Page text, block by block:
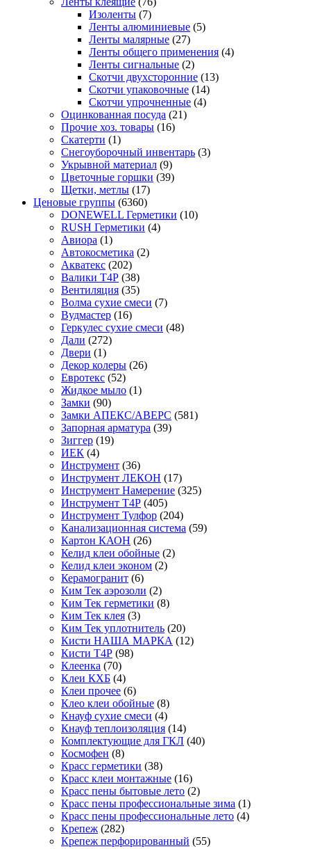
Изоленты (7)
Ленты алюминиевые (5)
Ленты малярные (27)
Ленты общего применения (4)
Ленты сигнальные (2)
Скотчи двухсторонние (13)
Скотчи упаковочные (14)
Скотчи упрочненные (4)
Оцинкованная посуда (21)
Прочие хоз. товары (16)
Скатерти (1)
Снегоуборочный инвентарь (3)
Укрывной материал (9)
Цветочные горшки (39)
Щетки, метлы (17)
Ценовые группы (6360)
DONEWELL Герметики (10)
RUSH Герметики (4)
Авиора (1)
Автокосметика (2)
Акватекс (202)
Валики Т4Р (38)
Вентиляция (35)
Волма сухие смеси (7)
Вудмастер (16)
Геркулес сухие смеси (48)
Дали (272)
Двери (1)
Декор колеры (26)
Евротекс (52)
Жидкое мыло (1)
Замки (90)
Замки АПЕКС/АВЕРС (581)
Запорная арматура (39)
Зиггер (19)
ИЕК (4)
Инструмент (36)
Инструмент ЛЕКОН (17)
Инструмент Намерение (325)
Инструмент Т4Р (405)
Инструмент Тулфор (204)
Канализационная система (59)
Картон КАОН (26)
Келид клеи обойные (2)
Келид клеи эконом (2)
Керамогранит (6)
Ким Тек аэрозоли (2)
Ким Тек герметики (8)
Ким Тек клея (3)
Ким Тек уплотнитель (20)
Кисти НАША МАРКА (12)
Кисти Т4Р (98)
Клеенка (70)
Клеи КХБ (4)
Клеи прочее (6)
Клео клеи обойные (8)
Кнауф сухие смеси (4)
Кнауф теплоизоляция (14)
Комплектующие для ГКЛ (40)
Космофен (8)
Красс герметики (38)
Красс клеи монтажные (16)
Красс пены бытовые лето (2)
Красс пены профессиональные зима (1)
Красс пены профессиональные лето (4)
Крепеж (282)
Крепеж перфорированный (55)